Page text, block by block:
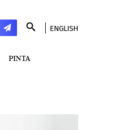
ENGLISH
PINTA